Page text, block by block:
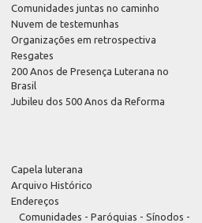
Comunidades juntas no caminho
Nuvem de testemunhas
Organizações em retrospectiva
Resgates
200 Anos de Presença Luterana no
Brasil
Jubileu dos 500 Anos da Reforma
Capela luterana
Arquivo Histórico
Endereços
Comunidades - Paróquias - Sínodos -